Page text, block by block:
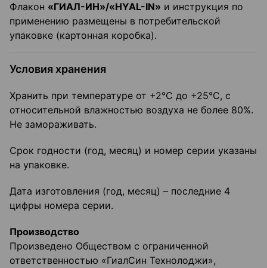
Флакон «ГИАЛ-ИН»/«HYAL-IN» и инструкция по
применению размещены в потребительской
упаковке (картонная коробка).
Условия хранения
Хранить при температуре от +2°С до +25°С, с
относительной влажностью воздуха не более 80%.
Не замораживать.
Срок годности (год, месяц) и номер серии указаны
на упаковке.
Дата изготовления (год, месяц) – последние 4
цифры номера серии.
Производство
Произведено Обществом с ограниченной
ответственностью «ГиалСин Технолоджи»,